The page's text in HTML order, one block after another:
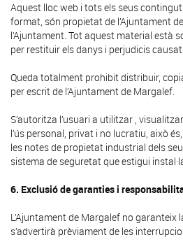
Aquest lloc web i tots els seus
format, són propietat de l’Ajuntament
l’Ajuntament. Tot aquest material està
per restituir els danys i perjudicis
Queda totalment prohibit distribuir,
per escrit de l’Ajuntament de Margalef.
S’autoritza l’usuari a utilitzar ,
l’ús personal, privat i no lucratiu, això
les notes de propietat industrial dels
sistema de seguretat que estigui
6. Exclusió de garanties i
L’Ajuntament de Margalef no
s’advertirà prèviament de les